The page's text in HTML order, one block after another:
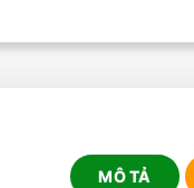
MÔ TẢ